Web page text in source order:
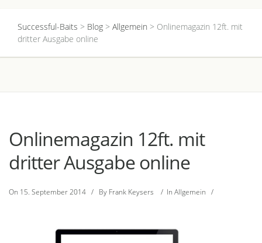
Successful-Baits > Blog > Allgemein > Onlinemagazin 12ft. mit
dritter Ausgabe online
Onlinemagazin 12ft. mit
dritter Ausgabe online
On 15. September 2014 / By Frank Keysers / In Allgemein /